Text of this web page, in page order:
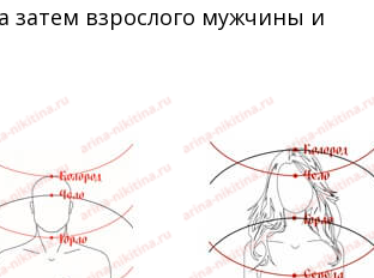
затем взрослого мужчины и